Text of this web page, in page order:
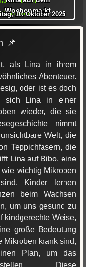
Wochenmarkt
10. Oktober 2025
📌
als Lina in ihrem
Abenteuer.
oder ist es doch
sich Lina in einer
wieder, die sie
nimmt
Welt, die
Teppichfasern, die
Lina auf Bibo, eine
wichtig Mikroben
Kinder lernen
beim Wachsen
um uns gesund zu
kindgerechte Weise,
große Bedeutung
Mikroben krank sind,
Plan, um das
Diese